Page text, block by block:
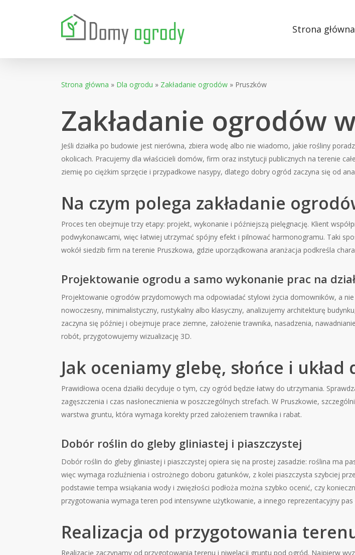
Strona główna
Strona główna » Dla ogrodu » Zakładanie ogrodów » Pruszków
Zakładanie ogrodów
Jeśli działka po budowie jest nierówna, zbiera wodę albo nie wiadomo, jakie rośliny
okolicach. Pracujemy dla właścicieli domów, firm oraz instytucji publicznych na terenie
ziemię po ciężkim sprzęcie i przypadkowe nasypy, dlatego dobry ogród zaczyna się od
Na czym polega zakładanie
Proces ten obejmuje trzy etapy: projekt, wykonanie i późniejszą pielęgnację. Klient
podwykonawcami, więc łatwiej utrzymać spójny efekt i pilnować harmonogramu. Taki
wokół siedzib firm na terenie Pruszkowa, gdzie uporządkowana aranżacja podkreśla
Projektowanie ogrodu a samo wykonanie prac na
Projektowanie ogrodów przydomowych ma odpowiadać stylowi życia domowników, a
nowoczesny, minimalistyczny, rustykalny albo klasyczny, analizujemy architekturę
zaczyna się później i obejmuje prace ziemne, założenie trawnika, nasadzenia,
robót, przygotowujemy wizualizację 3D.
Jak oceniamy glebę, słońce i układ
Prawidłowa ocena działki decyduje o tym, czy ogród będzie łatwy do utrzymania.
zagęszczenia i czas nasłonecznienia w poszczególnych strefach. W Pruszkowie,
warstwa gruntu, która wymaga korekty przed założeniem trawnika i rabat.
Dobór roślin do gleby gliniastej i piaszczystej
Dobór roślin do gleby gliniastej i piaszczystej opiera się na prostej zasadzie: roślina ma
więc wymaga rozluźnienia i ostrożnego doboru gatunków, z kolei piaszczysta szybciej
podstawie tempa wsiąkania wody i zwięzłości podłoża można szybko ocenić, czy
przygotowania wymaga teren pod intensywne użytkowanie, a innego reprezentacyjny pas
Realizacja od przygotowania
Realizację zaczynamy od przygotowania terenu i niwelacji gruntu pod ogród. Najpierw